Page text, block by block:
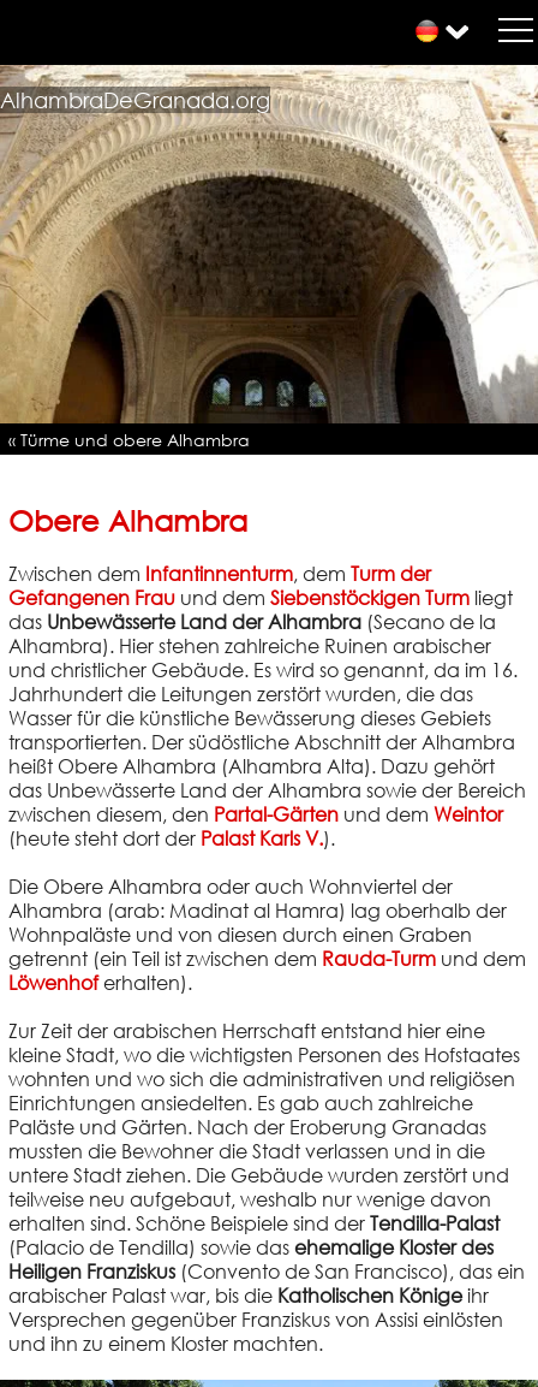
AlhambraDeGranada.org
« Türme und obere Alhambra
Obere Alhambra
Zwischen dem Infantinnenturm, dem Turm der
Gefangenen Frauund dem Siebenstöckigen Turmliegt
das Unbewässerte Land der Alhambra(Secano de la
Alhambra). Hier stehen zahlreiche Ruinen arabischer
und christlicher Gebäude. Es wird so genannt, da im 16.
Jahrhundert die Leitungen zerstört wurden, die das
Wasser für die künstliche Bewässerung dieses Gebiets
transportierten. Der südöstliche Abschnitt der Alhambra
heißt Obere Alhambra (Alhambra Alta). Dazu gehört
das Unbewässerte Land der Alhambra sowie der Bereich
zwischen diesem, den Partal-Gärtenund dem Weintor
(heute steht dort der Palast Karls V.).
Die Obere Alhambra oder auch Wohnviertel der
Alhambra (arab: Madinat al Hamra) lag oberhalb der
Wohnpaläste und von diesen durch einen Graben
getrennt (ein Teil ist zwischen dem Rauda-Turmund dem
Löwenhoferhalten).
Zur Zeit der arabischen Herrschaft entstand hier eine
kleine Stadt, wo die wichtigsten Personen des Hofstaates
wohnten und wo sich die administrativen und religiösen
Einrichtungen ansiedelten. Es gab auch zahlreiche
Paläste und Gärten. Nach der Eroberung Granadas
mussten die Bewohner die Stadt verlassen und in die
untere Stadt ziehen. Die Gebäude wurden zerstört und
teilweise neu aufgebaut, weshalb nur wenige davon
erhalten sind. Schöne Beispiele sind der Tendilla-Palast
(Palacio de Tendilla) sowie das ehemalige Kloster des
Heiligen Franziskus(Convento de San Francisco), das ein
arabischer Palast war, bis die Katholischen Königeihr
Versprechen gegenüber Franziskus von Assisi einlösten
und ihn zu einem Kloster machten.